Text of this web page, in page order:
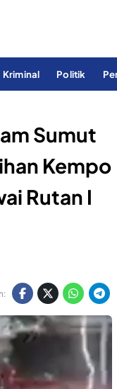
Kriminal Politik
Sumut
Kempo
Rutan I